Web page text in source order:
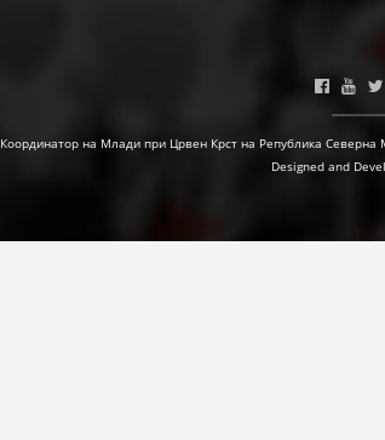
ЗДРАВСТВЕНО
ПРВА
Координатор на Млади при Црвен Крст на Република Северна
Designed and